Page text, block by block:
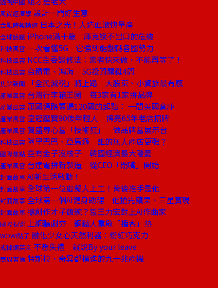
風尚經濟學 設計一門好生意
金融時報精選 日本之光！人造血液快量產
全球話題 iPhone滿十歲 庫克說不出口的危機
科技風雲 一次看懂5G 它強到能翻轉各國勢力
科技風雲 NCC主委談修法：業者快來做，不能再等了！
科技風雲 台積電、鴻海 5G投資關鍵4問
焦點新聞 「全民減稅」將上路 大股東、小資族最有感
產業風雲 台灣行李箱王國 每3家有1家拚品牌
產業風雲 萬國通路賣遍120國的起點： 一間英國倉庫
產業風雲 皇冠壓寶90後年輕人 擦亮65年老店招牌
產業風雲 賀盛專心當「技術狂」 做品牌當展示台
科技風雲 阿里巴巴、亞馬遜 誰的無人商店更強？
國際焦點 空有金子沒核子 韓國經濟最大隱憂
產業風雲 台達電拚新製造 從CEO「閉嘴」開始
封面故事 AI新生活啟動！
封面故事 全球第一位虛擬人上工！背後推手是他
封面故事 全球第一個AI健身助理 他搶先蘋果、三星實現
封面故事 搶創作才子飯碗？當王力宏對上AI作曲家
國際視窗 上網聽劇夯 鋼鐵人重啟「播客」熱
WOW!點子 融化少女心天然利器：粉紅巧克力
戒掉爛英文 不想失禮 就說By your leave
商周書摘 特斯拉、奇異都搶進的九十兆商機